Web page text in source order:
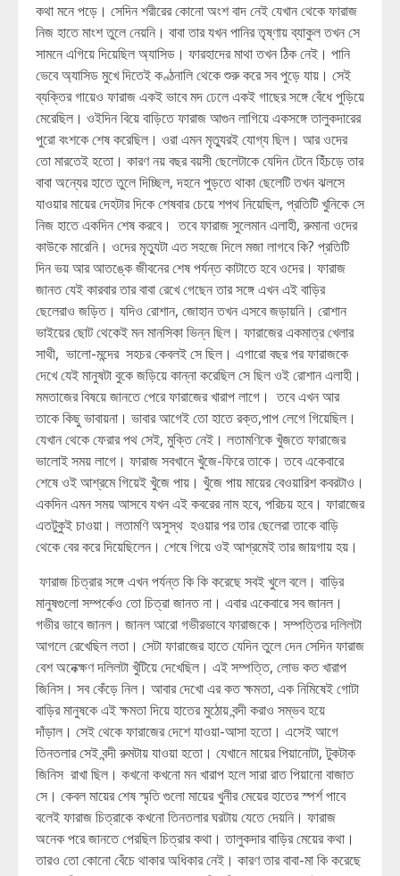
কথা মনে পড়ে। সেদিন শরীরের কোনো অংশ বাদ নেই যেখান থেকে ফারাজ
নিজ হাতে মাংশ তুলে নেয়নি। বাবা তার যখন পানির তৃষ্ণায় ব্যাকুল তখন সে
সামনে এগিয়ে দিয়েছিল অ্যাসিড। ফারহাদের মাথা তখন ঠিক নেই। পানি
ভেবে অ্যাসিড মুখে দিতেই কণ্ঠনালি থেকে শুরু করে সব পুড়ে যায়। সেই
ব্যক্তির গায়েও ফারাজ একই ভাবে মদ ঢেলে একই গাছের সঙ্গে বেঁধে পুড়িয়ে
মেরেছিল। ওইদিন বিয়ে বাড়িতে ফারাজ আগুন লাগিয়ে একসঙ্গে তালুকদারের
পুরো বংশকে শেষ করেছিল। ওরা এমন মৃত্যুরই যোগ্য ছিল। আর ওদের
তো মারতেই হতো। কারণ নয় বছর বয়সী ছেলেটাকে যেদিন টেনে হিঁচড়ে তার
বাবা অন্যের হাতে তুলে দিচ্ছিল, দহনে পুড়তে থাকা ছেলেটি তখন ঝলসে
যাওয়ার মায়ের দেহটার দিকে শেষবার চেয়ে শপথ নিয়েছিল, প্রতিটি খুনিকে সে
নিজ হাতে একদিন শেষ করবে। তবে ফারাজ সুলেমান এলাহী, রুমানা ওদের
কাউকে মারেনি। ওদের মৃত্যুটা এত সহজে দিলে মজা লাগবে কি? প্রতিটি
দিন ভয় আর আতঙ্কে জীবনের শেষ পর্যন্ত কাটাতে হবে ওদের। ফারাজ
জানত যেই কারবার তার বাবা রেখে গেছেন তার সঙ্গে এখন এই বাড়ির
ছেলেরাও জড়িত। যদিও রোশান, জোহান তখন এসবে জড়ায়নি। রোশান
ভাইয়ের ছোট থেকেই মন মানসিকা ভিন্ন ছিল। ফারাজের একমাত্র খেলার
সাথী, ভালো-মন্দের সহচর কেবলই সে ছিল। এগারো বছর পর ফারাজকে
দেখে যেই মানুষটা বুকে জড়িয়ে কান্না করেছিল সে ছিল ওই রোশান এলাহী।
মমতাজের বিষয়ে জানতে পেরে ফারাজের খারাপ লাগে। তবে এখন আর
তাকে কিছু ভাবায়না। ভাবার আগেই তো হাতে রক্ত,পাপ লেগে গিয়েছিল।
যেখান থেকে ফেরার পথ সেই, মুক্তি নেই। লতামণিকে খুঁজতে ফারাজের
ভালোই সময় লাগে। ফারাজ সবখানে খুঁজে-ফিরে তাকে। তবে একেবারে
শেষে ওই আশ্রমে গিয়েই খুঁজে পায়। খুঁজে পায় মায়ের বেওয়ারিশ কবরটাও।
একদিন এমন সময় আসবে যখন এই কবরের নাম হবে, পরিচয় হবে। ফারাজের
এতটুকুই চাওয়া। লতামণি অসুস্থ হওয়ার পর তার ছেলেরা তাকে বাড়ি
থেকে বের করে দিয়েছিলেন। শেষে গিয়ে ওই আশ্রমেই তার জায়গায় হয়।
ফারাজ চিত্রার সঙ্গে এখন পর্যন্ত কি কি করেছে সবই খুলে বলে। বাড়ির
মানুষগুলো সম্পর্কেও তো চিত্রা জানত না। এবার একেবারে সব জানল।
গভীর ভাবে জানল। জানল আরো গভীরভাবে ফারাজকে। সম্পত্তির দলিলটা
আগলে রেখেছিল লতা। সেটা ফারাজের হাতে যেদিন তুলে দেন সেদিন ফারাজ
বেশ অনেক্ক্ষণ দলিলটা খুঁটিয়ে দেখেছিল। এই সম্পত্তি, লোভ কত খারাপ
জিনিস। সব কেঁড়ে নিল। আবার দেখো এর কত ক্ষমতা, এক নিমিষেই গোটা
বাড়ির মানুষকে এই ক্ষমতা দিয়ে হাতের মুঠোয় বন্দী করাও সম্ভব হয়ে
দাঁড়াল। সেই থেকে ফারাজের দেশে যাওয়া-আসা হতো। এসেই আগে
তিনতলার সেই বন্দী রুমটায় যাওয়া হতো। যেখানে মায়ের পিয়ানোটা, টুকটাক
জিনিস রাখা ছিল। কখনো কখনো মন খারাপ হলে সারা রাত পিয়ানো বাজাত
সে। কেবল মায়ের শেষ স্মৃতি গুলো মায়ের খুনীর মেয়ের হাতের স্পর্শ পাবে
বলেই ফারাজ চিত্রাকে কখনো তিনতলার ঘরটায় যেতে দেয়নি। ফারাজ
অনেক পরে জানতে পেরছিল চিত্রার কথা। তালুকদার বাড়ির মেয়ের কথা।
তারও তো কোনো বেঁচে থাকার অধিকার নেই। কারণ তার বাবা-মা কি করেছে